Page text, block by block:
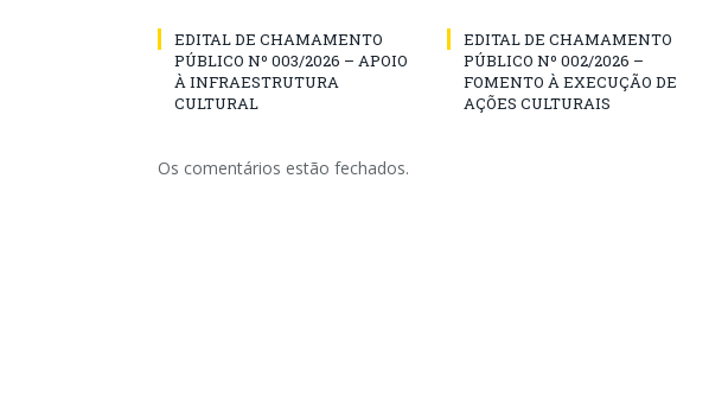
EDITAL DE CHAMAMENTO
PÚBLICO Nº 003/2026 – APOIO
À INFRAESTRUTURA
CULTURAL
EDITAL DE CHAMAMENTO
PÚBLICO Nº 002/2026 –
FOMENTO À EXECUÇÃO DE
AÇÕES CULTURAIS
Os comentários estão fechados.